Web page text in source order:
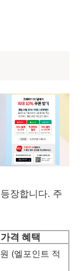
장합니다. 주
가격 혜택
(엘포인트 적